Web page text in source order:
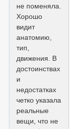
не поменяла.
Хорошо
видит
анатомию,
тип,
движения. В
достоинствах
и
недостатках
четко указала
реальные
вещи, что не